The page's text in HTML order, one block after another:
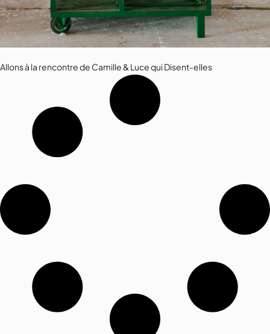
Allons à la rencontre de Camille & Luce qui Disent-elles